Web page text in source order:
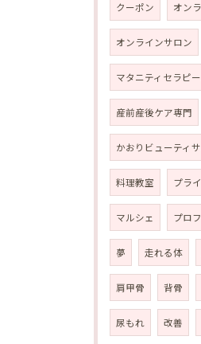
クーポン オン
オンラインサロン
マタニティセラピ
産前産後ケア専門
かおりビューティ
料理教室 プラ
マルシェ プロ
夢 走れる体
肩甲骨 背骨
尿もれ 改善